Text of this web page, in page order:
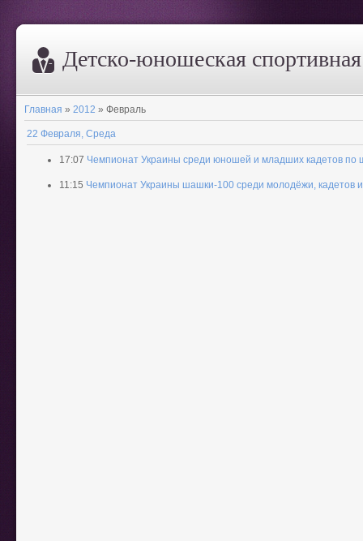
Дeтско-юношеская
Главная » 2012 » Февраль
22 Февраля, Среда
17:07 Чемпионат Украины среди юношей и младших кадетов по
11:15 Чемпионат Украины шашки-100 среди молодёжи, кадетов